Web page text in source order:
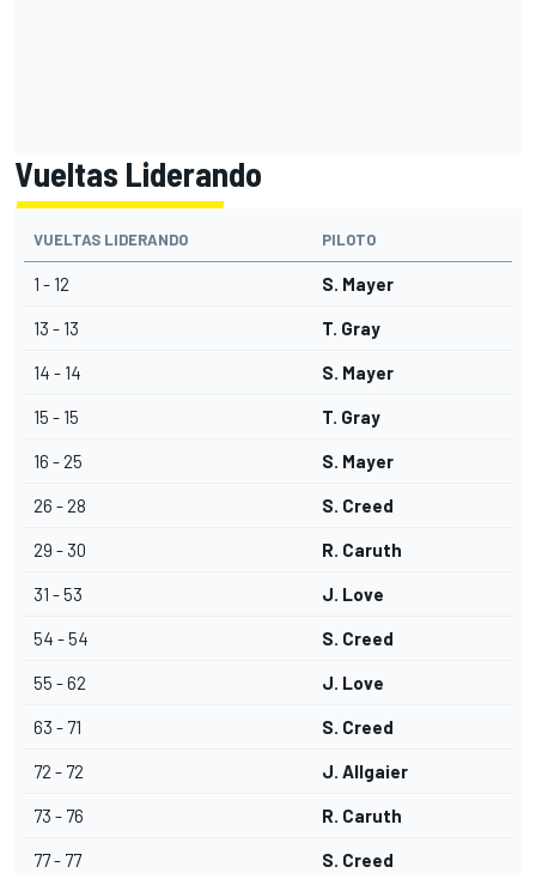
Vueltas Liderando
VUELTAS LIDERANDO PILOTO
1 - 12 S. Mayer
13 - 13 T. Gray
14 - 14 S. Mayer
15 - 15 T. Gray
16 - 25 S. Mayer
26 - 28 S. Creed
29 - 30 R. Caruth
31 - 53 J. Love
54 - 54 S. Creed
55 - 62 J. Love
63 - 71 S. Creed
72 - 72 J. Allgaier
73 - 76 R. Caruth
77 - 77 S. Creed